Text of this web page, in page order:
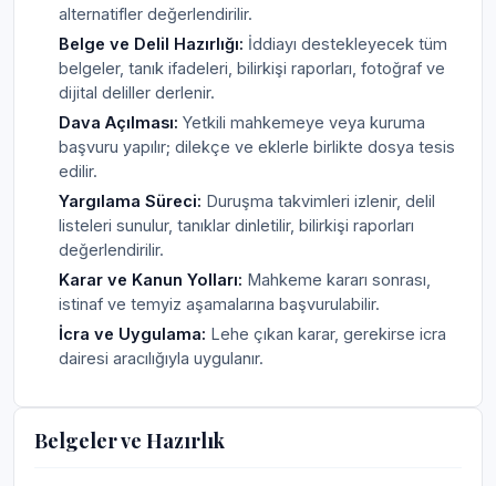
alternatifler değerlendirilir.
Belge ve Delil Hazırlığı: İddiayı destekleyecek tüm
belgeler, tanık ifadeleri, bilirkişi raporları, fotoğraf ve
dijital deliller derlenir.
Dava Açılması: Yetkili mahkemeye veya kuruma
başvuru yapılır; dilekçe ve eklerle birlikte dosya tesis
edilir.
Yargılama Süreci: Duruşma takvimleri izlenir, delil
listeleri sunulur, tanıklar dinletilir, bilirkişi raporları
değerlendirilir.
Karar ve Kanun Yolları: Mahkeme kararı sonrası,
istinaf ve temyiz aşamalarına başvurulabilir.
İcra ve Uygulama: Lehe çıkan karar, gerekirse icra
dairesi aracılığıyla uygulanır.
Belgeler ve Hazırlık